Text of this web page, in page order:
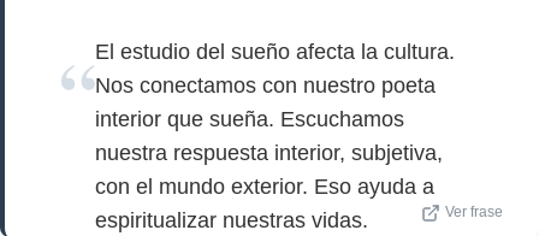
El estudio del sueño afecta la cultura.
Nos conectamos con nuestro poeta
interior que sueña. Escuchamos
nuestra respuesta interior, subjetiva,
con el mundo exterior. Eso ayuda a
espiritualizar nuestras vidas.
Ver frase